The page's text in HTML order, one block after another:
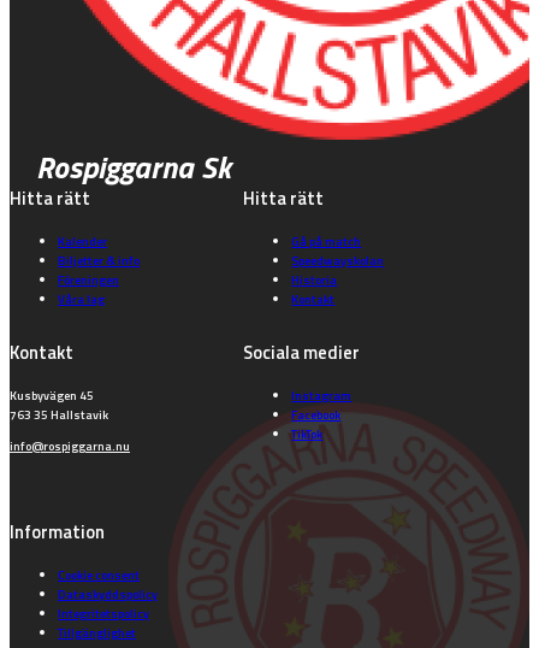
Rospiggarna Sk
Hitta rätt
Kalender
Biljetter & info
Föreningen
Våra lag
Hitta rätt
Gå på match
Speedwayskolan
Historia
Kontakt
Kontakt
Kusbyvägen 45
763 35 Hallstavik
info@rospiggarna.nu
Sociala medier
Instagram
Facebook
TikTok
Information
Cookie consent
Dataskyddspolicy
Integritetspolicy
Tillgänglighet